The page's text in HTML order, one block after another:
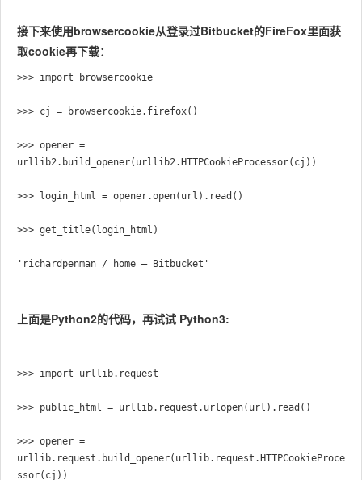
接下来使用browsercookie从登录过Bitbucket的FireFox里面获
取cookie再下载：
>>> import browsercookie
>>> cj = browsercookie.firefox()
>>> opener =
urllib2.build_opener(urllib2.HTTPCookieProcessor(cj))
>>> login_html = opener.open(url).read()
>>> get_title(login_html)
'richardpenman / home — Bitbucket'
上面是Python2的代码，再试试 Python3:
>>> import urllib.request
>>> public_html = urllib.request.urlopen(url).read()
>>> opener =
urllib.request.build_opener(urllib.request.HTTPCookieProce